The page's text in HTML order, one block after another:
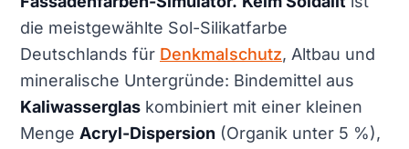
die meistgewählte Sol-Silikatfarbe
Deutschlands für Denkmalschutz, Altbau und
mineralische Untergründe: Bindemittel aus
Kaliwasserglas kombiniert mit einer kleinen
Menge Acryl-Dispersion (Organik unter 5 %),